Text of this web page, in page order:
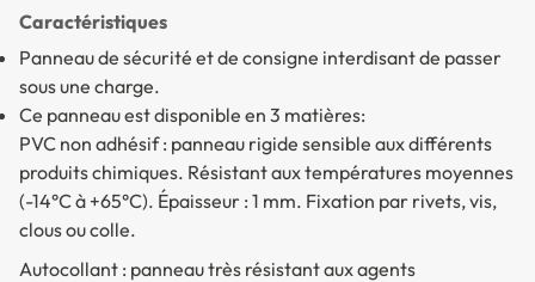
Caractéristiques
Panneau de sécurité et de consigne interdisant de passer
sous une charge.
Ce panneau est disponible en 3 matières:
PVC non adhésif: panneau rigide sensible aux différents
produits chimiques. Résistant aux températures moyennes
(-14°C à +65°C). Épaisseur : 1 mm. Fixation par rivets, vis,
clous ou colle.
Autocollant : panneau très résistant aux agents